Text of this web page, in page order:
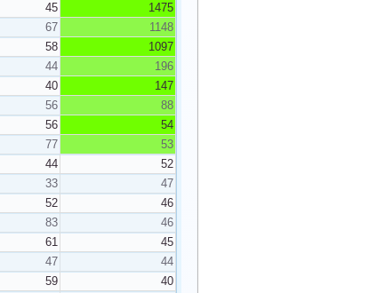
45
1475
67
1148
58
1097
44
196
40
147
56
88
56
54
77
53
44
52
33
47
52
46
83
46
61
45
47
44
59
40